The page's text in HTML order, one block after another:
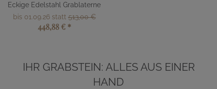
Eckige Edelstahl Grablaterne
bis 01.09.26 statt513,00 €
448,88 € *
IHR GRABSTEIN: ALLES AUS EINER
HAND